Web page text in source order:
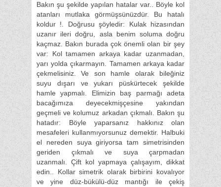
Bakın şu şekilde yapılan hatalar var.. Böyle kol
atanları mutlaka görmüşsünüzdür. Bu hatalı
koldur !. Doğrusu şöyledir: Kulak hizasından
uzanır ileri doğru, asla benim soluma doğru
kaçmaz. Bakın burada çok önemli olan bir şey
var: Kol tamamen arkaya kadar uzanmadan,
yarı yolda çıkarmayın. Tamamen arkaya kadar
çekmelisiniz. Ve son hamle olarak bileğiniz
suyu dışarı ve yukarı püskürtecek şekilde
hamle yapmalı. Elimizin baş parmağı adeta
bacağımıza deyecekmişçesine yakından
geçmeli ve kolumuz arkadan çıkmalı. Bakın şu
hatadır: Böyle yaparsanız hakkınız olan
mesafeleri kullanmıyorsunuz demektir. Halbuki
el nereden suya giriyorsa tam simetrisinden
geriden çıkmalı ve suya çarpmadan
uzanmalı. Çift kol yapmaya çalışayım, dikkat
edin.. Kollar simetrik olarak birbirini kovalıyor
ve yine düz-bükülü-düz mantığı ile çekiş